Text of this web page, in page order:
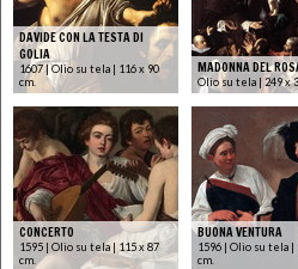
DAVIDE CON LA TESTA DI
GOLIA
1607 | Olio su tela | 116 x 90
cm.
MADONNA DEL
Olio su tela | 249 x
CONCERTO
1595 | Olio su tela | 115 x 87
cm.
BUONA VENTURA
1596 | Olio su tela |
cm.